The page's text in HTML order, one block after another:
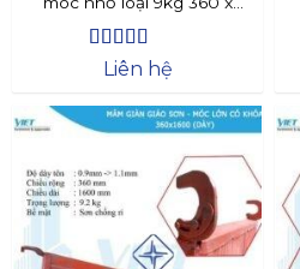
Được xếp
5 sao
Liên hệ